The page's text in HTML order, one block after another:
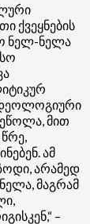
ქვეყნების
ნელ-ნელა
მით
ამ
არამედ
მაგრამ
–